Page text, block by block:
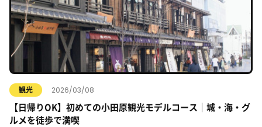
観光 2026/03/08
【日帰りOK】初めての小田原観光モデルコース｜城・海・グ
ルメを徒歩で満喫